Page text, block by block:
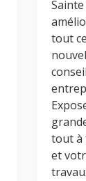
tout
tout à
et